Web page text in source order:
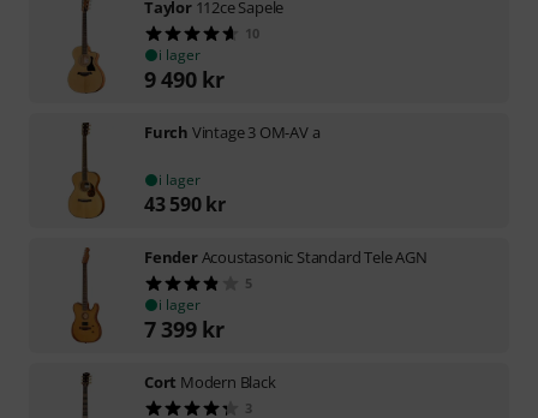
Taylor 112ce Sapele
10
i lager
9 490 kr
Furch Vintage 3 OM-AV a
i lager
43 590 kr
FenderAcoustasonic Standard Tele AGN
5
i lager
7 399 kr
Cort Modern Black
3